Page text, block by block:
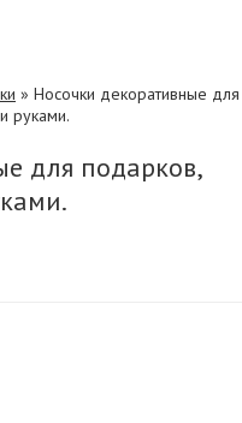
» Носочки декоративные для
руками.
для подарков,